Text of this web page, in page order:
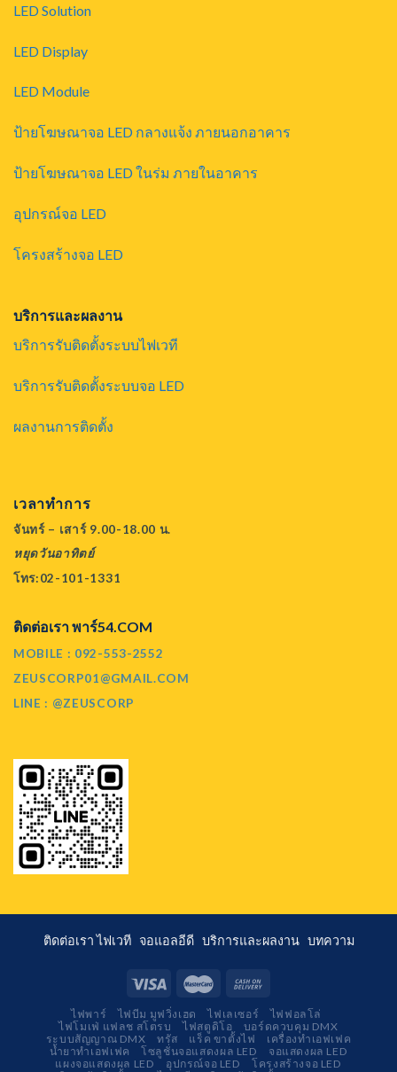
LED Solution
LED Display
LED Module
ป้ายโฆษณาจอ LED กลางแจ้ง ภายนอกอาคาร
ป้ายโฆษณาจอ LED ในร่ม ภายในอาคาร
อุปกรณ์จอ LED
โครงสร้างจอ LED
บริการและผลงาน
บริการรับติดตั้งระบบไฟเวที
บริการรับติดตั้งระบบจอ LED
ผลงานการติดตั้ง
เวลาทำการ
จันทร์ – เสาร์ 9.00-18.00 น.
หยุดวันอาทิตย์
โทร:02-101-1331
ติดต่อเรา พาร์54.COM
MOBILE : 092-553-2552
ZEUSCORP01@GMAIL.COM
LINE : @ZEUSCORP
ติดต่อเราไฟเวที จอแอลอีดี บริการและผลงาน บทความ
ไฟพาร์ ไฟบีม มูฟวิ่งเฮด ไฟเลเซอร์
ไฟฟอลโล่
ไฟโมเฟ่ แฟลช สโตรบ
ไฟสตูดิโอ
บอร์ดควบคุม DMX
ระบบสัญญาณ DMX
ทรัส แร็ค ขาตั้งไฟ
เครื่องทำเอฟเฟค
น้ำยาทำเอฟเฟค
โซลูชั่นจอแสดงผล LED
จอแสดงผล LED
แผงจอแสดงผล LED
อุปกรณ์จอ LED
โครงสร้างจอ LED